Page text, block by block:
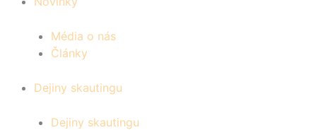
Média o nás
Články
Dejiny skautingu
Dejiny skautingu